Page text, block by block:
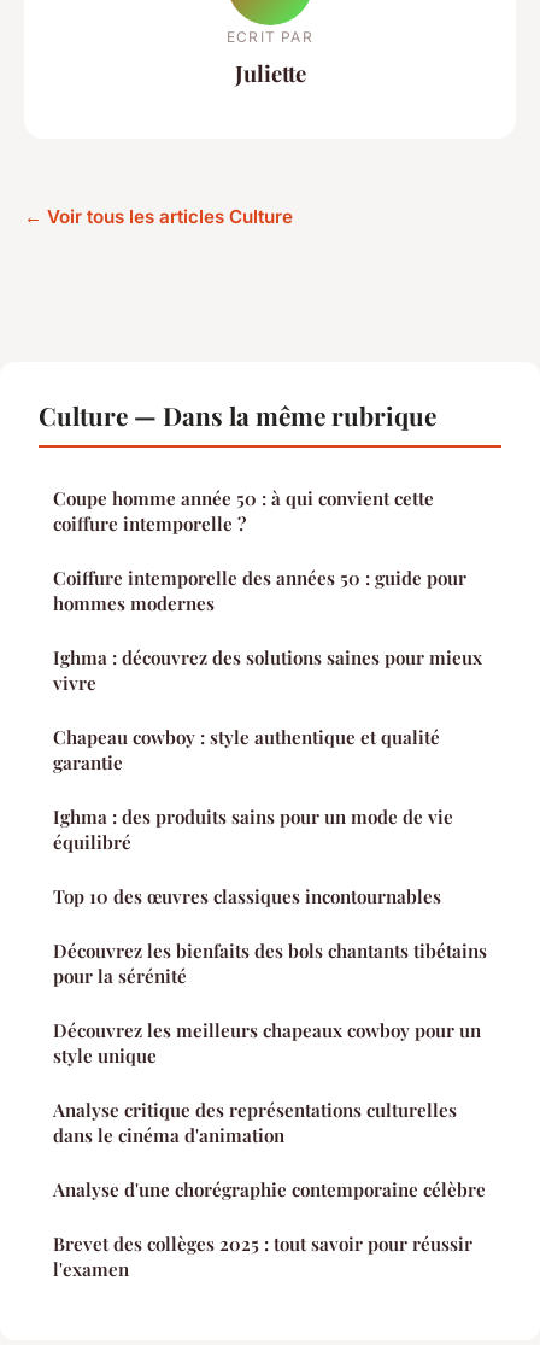
ECRIT PAR
Juliette
← Voir tous les articles Culture
Culture — Dans la même rubrique
Coupe homme année 50 : à qui convient cette
coiffure intemporelle ?
Coiffure intemporelle des années 50 : guide pour
hommes modernes
Ighma : découvrez des solutions saines pour mieux
vivre
Chapeau cowboy : style authentique et qualité
garantie
Ighma : des produits sains pour un mode de vie
équilibré
Top 10 des œuvres classiques incontournables
Découvrez les bienfaits des bols chantants tibétains
pour la sérénité
Découvrez les meilleurs chapeaux cowboy pour un
style unique
Analyse critique des représentations culturelles
dans le cinéma d'animation
Analyse d'une chorégraphie contemporaine célèbre
Brevet des collèges 2025 : tout savoir pour réussir
l'examen